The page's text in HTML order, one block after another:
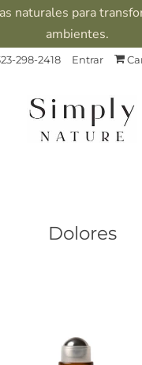
naturales para
ambientes.
298-2418 Entrar
Dolores